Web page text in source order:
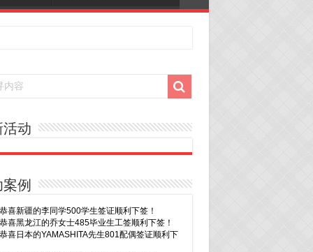
活动
例
喜新疆的李同学500学生签证顺利下签！
喜黑龙江的乔女士485毕业生工签顺利下签！
喜日本的YAMASHITA先生801配偶签证顺利下